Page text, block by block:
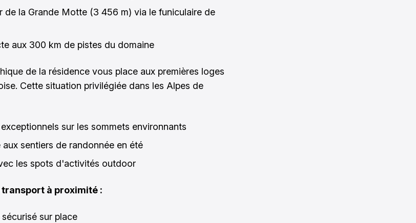
de la Grande Motte (3 456 m) via le funiculaire de
aux 300 km de pistes du domaine
de la résidence vous place aux premières loges
Cette situation privilégiée dans les Alpes de
sur les sommets environnants
sentiers de randonnée en été
les spots d'activités outdoor
à proximité :
sur place